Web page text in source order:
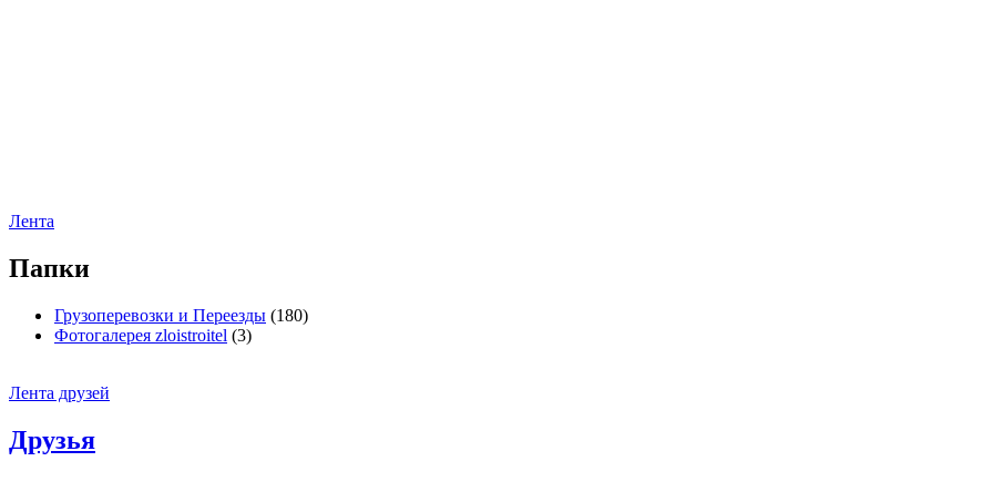
Лента
Папки
Грузоперевозки и Переезды (180)
Фотогалерея zloistroitel (3)
Лента друзей
Друзья